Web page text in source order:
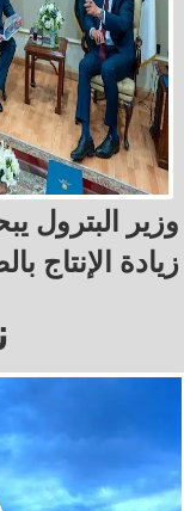
وزير البترول
زيادة الإنتاج